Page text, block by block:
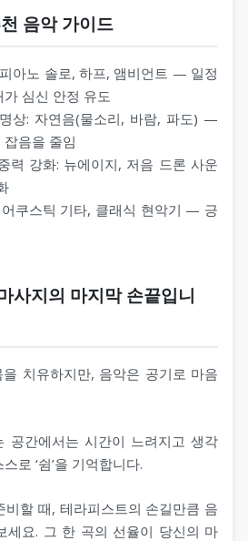
음악 가이드
아노 솔로, 하프, 앰비언트 — 일정
심신 안정 유도
상: 자연음(물소리, 바람, 파도) —
음을 줄임
력 강화: 뉴에이지, 저음 드론 사운
쿠스틱 기타, 클래식 현악기 — 긍
사지의 마지막 손끝입니
치유하지만, 음악은 공기로 마음
공간에서는 시간이 느려지고 생각
로 ‘쉼’을 기억합니다.
비할 때, 테라피스트의 손길만큼 음
세요. 그 한 곡의 선율이 당신의 마